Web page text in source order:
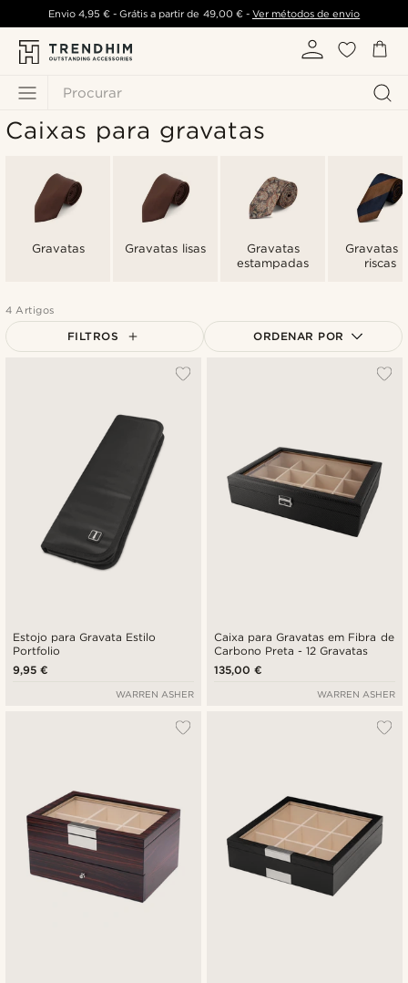
Procurar
Envio 4,95 €- Grátis a partir de 49,00 €- Ver métodos de envio
Caixas para gravatas
Gravatas Gravatas lisas
Gravatas
estampadas
Gravatas
riscas
4 Artigos
FILTROS ORDENAR POR
Preço mais alto
Estojo para Gravata Estilo
Portfolio
9,95 €
WARREN ASHER
Caixa para Gravatas em Fibra de
Carbono Preta - 12 Gravatas
135,00 €
WARREN ASHER